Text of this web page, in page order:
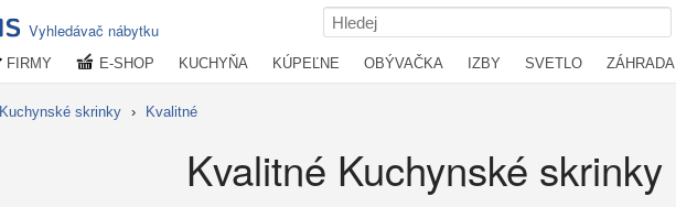
Vyhledávač nábytku
FIRMY E-SHOP KUCHYŇA KÚPEĽNE OBÝVAČKA IZBY SVETLO ZÁHRADA
Kuchynské skrinky › Kvalitné
Kvalitné Kuchynské skrinky